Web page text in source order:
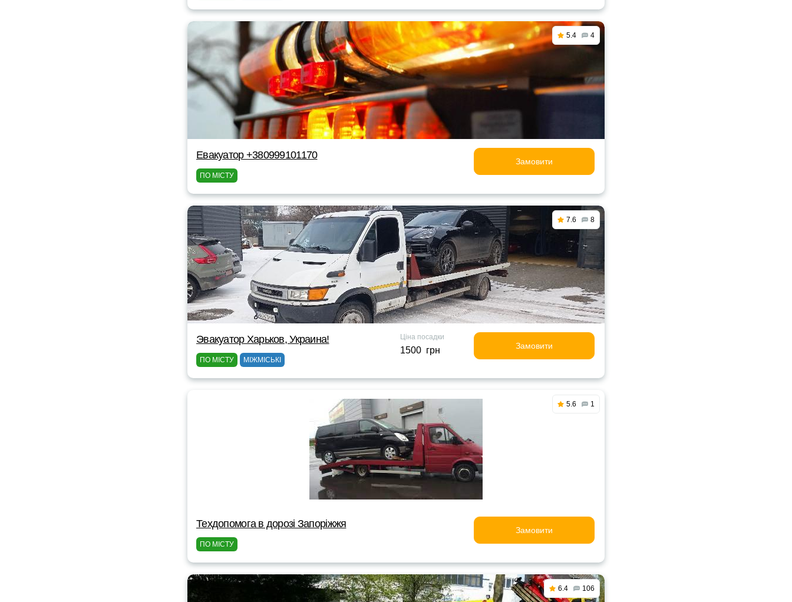
5.4 4
Евакуатор +380999101170
ПО МІСТУ
Замовити
7.6 8
Эвакуатор Харьков, Украина!
ПО МІСТУ МІЖМІСЬКІ
Ціна посадки
1500 грн Замовити
5.6 1
Техдопомога в дорозі Запоріжжя
ПО МІСТУ
Замовити
6.4 106